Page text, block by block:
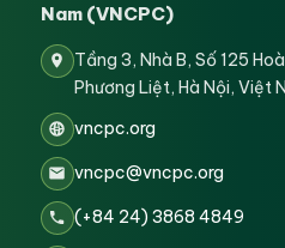
Nam (VNCPC)
Tầng 3, Nhà B, Số 125
Phương Liệt, Hà Nội, Việt
vncpc.org
vncpc@vncpc.org
(+84 24) 3868 4849